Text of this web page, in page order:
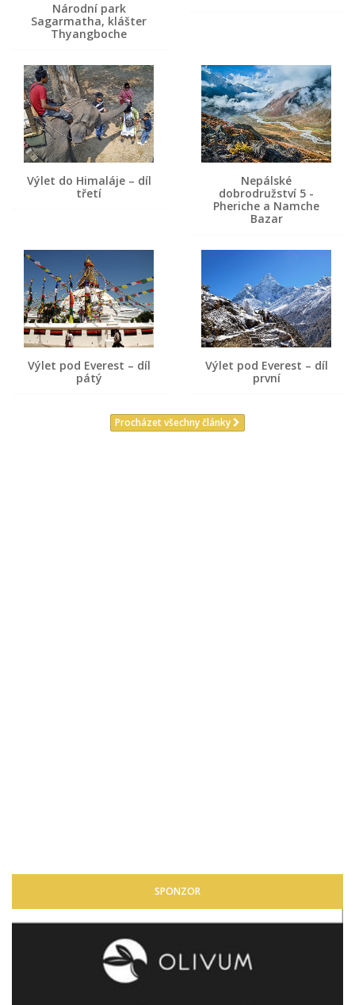
Národní park
Sagarmatha, klášter
Thyangboche
Výlet do Himaláje – díl
třetí
Nepálské
dobrodružství 5 -
Pheriche a Namche
Bazar
Výlet pod Everest – díl
pátý
Výlet pod Everest – díl
první
Procházet všechny články
SPONZOR